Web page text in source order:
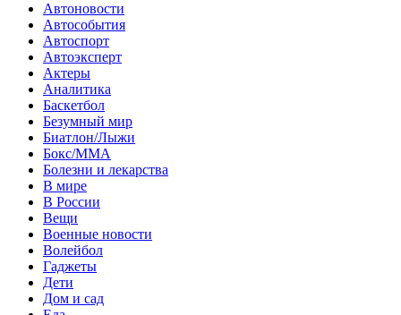
Автоновости
Автособытия
Автоспорт
Автоэксперт
Актеры
Аналитика
Баскетбол
Безумный мир
Биатлон/Лыжи
Бокс/MMA
Болезни и лекарства
В мире
В России
Вещи
Военные новости
Волейбол
Гаджеты
Дети
Дом и сад